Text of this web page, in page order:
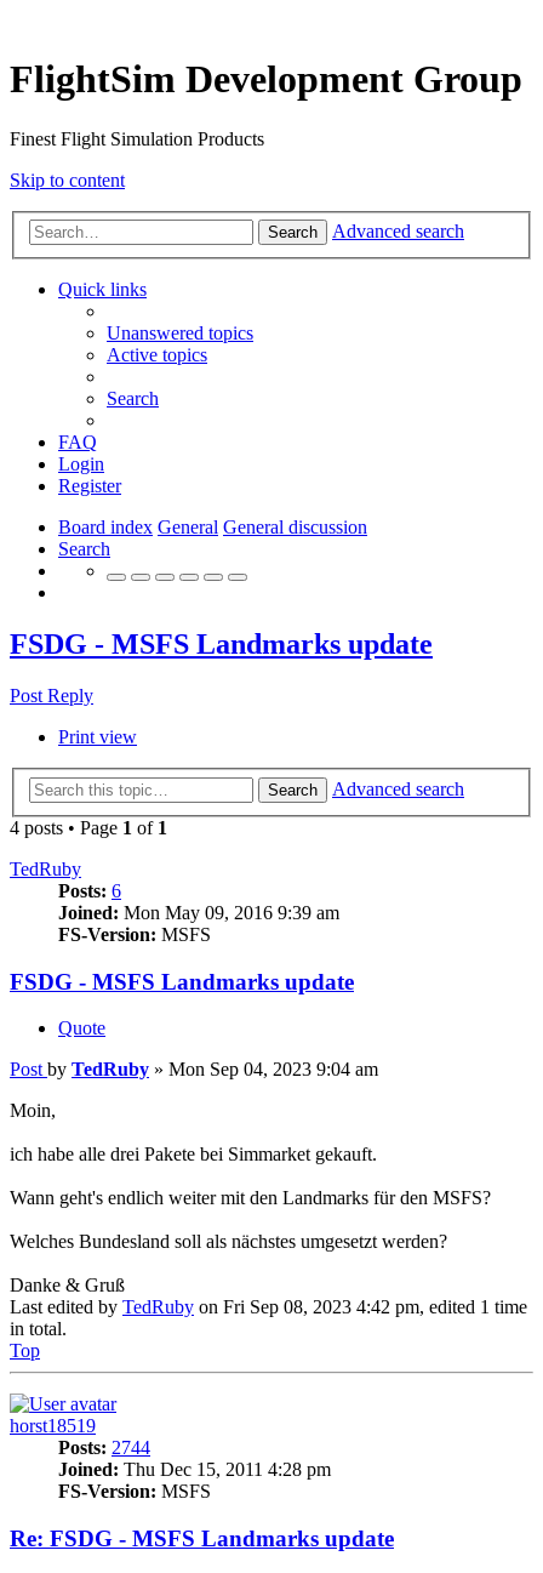
FlightSim Development Group
Finest Flight Simulation Products
Skip to content
Search Advanced search
Quick links
Unanswered topics
Active topics
Search
FAQ
Login
Register
Board index General General discussion
Search
FSDG - MSFS Landmarks update
Post Reply
Print view
Search
Advanced search
4 posts • Page 1 of 1
TedRuby
Posts: 6
Joined: Mon May 09, 2016 9:39 am
FS-Version: MSFS
FSDG - MSFS Landmarks update
Quote
Post by TedRuby » Mon Sep 04, 2023 9:04 am
Moin,
ich habe alle drei Pakete bei Simmarket gekauft.
Wann geht's endlich weiter mit den Landmarks für den MSFS?
Welches Bundesland soll als nächstes umgesetzt werden?
Danke & Gruß
Last edited by TedRuby on Fri Sep 08, 2023 4:42 pm, edited 1 time
in total.
Top
horst18519
Posts: 2744
Joined: Thu Dec 15, 2011 4:28 pm
FS-Version: MSFS
Re: FSDG - MSFS Landmarks update